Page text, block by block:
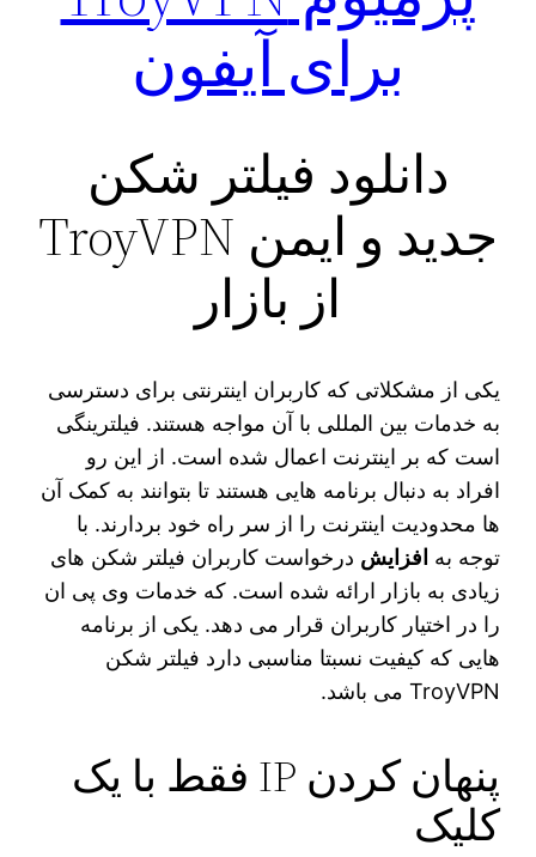
برای آیفون
دانلود فیلتر شکن
جدید و ایمن TroyVPN
از بازار
یکی از مشکلاتی که کاربران اینترنتی برای دسترسی
به خدمات بین‌ المللی با آن مواجه هستند. فیلترینگی
است که بر اینترنت اعمال شده است. از این رو
افراد به دنبال برنامه‌ هایی هستند تا بتوانند به کمک آن
ها محدودیت اینترنت را از سر راه خود بردارند. با
توجه به افزایش درخواست کاربران فیلتر شکن های
زیادی به بازار ارائه شده است. که خدمات وی پی ان
را در اختیار کاربران قرار می دهد. یکی از برنامه‌
هایی که کیفیت نسبتا مناسبی دارد فیلتر شکن
TroyVPN می باشد.
پنهان کردن IP فقط با یک
کلیک